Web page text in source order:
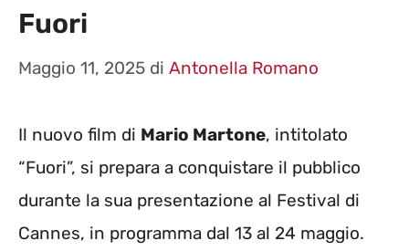
Fuori
Maggio 11, 2025 di Antonella Romano
Il nuovo film di Mario Martone, intitolato
“Fuori”, si prepara a conquistare il pubblico
durante la sua presentazione al Festival di
Cannes, in programma dal 13 al 24 maggio.